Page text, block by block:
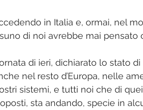
in Italia e, ormai, nel
di noi avrebbe mai
di ieri, dichiarato lo stato
nel resto d’Europa, nelle
sistemi, e tutti noi che di
sta andando, specie in